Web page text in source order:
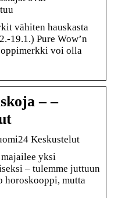
vähiten hauskasta
19.1.) Pure Wow’n
voi olla
– –
Keskustelut
yksi
– tulemme juttuun
horoskooppi, mutta